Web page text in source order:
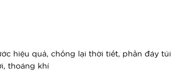
hiệu quả, chống lại thời tiết, phần đáy túi
thoáng khí